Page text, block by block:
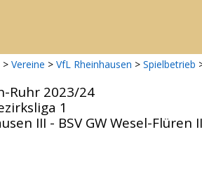
> Vereine > VfL Rheinhausen > Spielbetrieb
Ruhr 2023/24
1
III - BSV GW Wesel-Flüren